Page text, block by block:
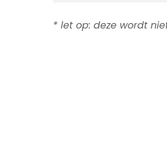
* let op: deze wordt